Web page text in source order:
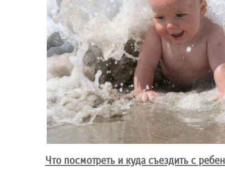
Что посмотреть и куда съездить с